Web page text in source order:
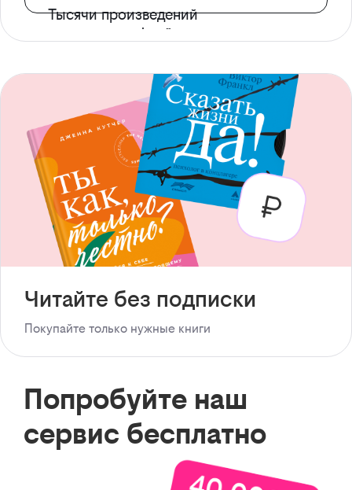
Тысячи произведений
с доступом офлайн
Читайте без подписки
Покупайте только нужные книги
Попробуйте наш
сервис бесплатно